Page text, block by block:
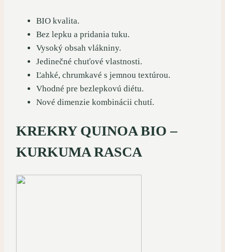
BIO kvalita.
Bez lepku a pridania tuku.
Vysoký obsah vlákniny.
Jedinečné chuťové vlastnosti.
Ľahké, chrumkavé s jemnou textúrou.
Vhodné pre bezlepkovú diétu.
Nové dimenzie kombinácii chutí.
KREKRY QUINOA BIO –
KURKUMA RASCA